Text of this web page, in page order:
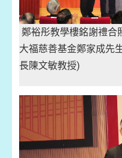
鄭裕彤教學樓銘謝禮合
大福慈善基金鄭家成先
長陳文敏教授)